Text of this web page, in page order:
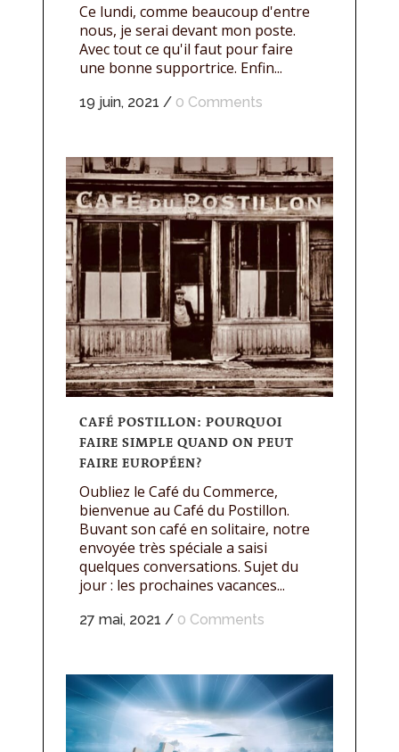
Ce lundi, comme beaucoup d'entre
nous, je serai devant mon poste.
Avec tout ce qu'il faut pour faire
une bonne supportrice. Enfin...
19 juin, 2021 / 0 Comments
CAFÉ POSTILLON: POURQUOI
FAIRE SIMPLE QUAND ON PEUT
FAIRE EUROPÉEN?
Oubliez le Café du Commerce,
bienvenue au Café du Postillon.
Buvant son café en solitaire, notre
envoyée très spéciale a saisi
quelques conversations. Sujet du
jour : les prochaines vacances...
27 mai, 2021 / 0 Comments